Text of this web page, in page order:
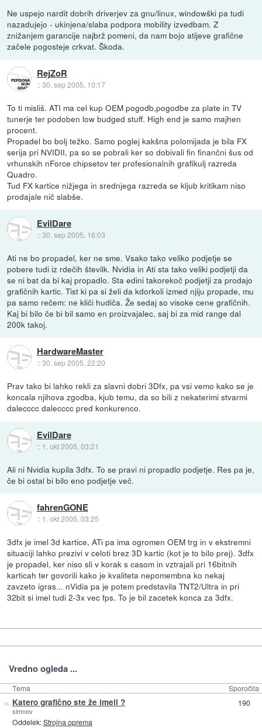
Ne uspejo nardit dobrih driverjev za gnu/linux, windowški pa tudi
nazadujejo - ukinjena/slaba podpora mobility izvedbam. Z
znižanjem garancije najbrž pomeni, da nam bojo atijeve grafične
začele pogosteje crkvat. Škoda.
RejZoR
::30. sep 2005, 10:17
To ti misliš. ATI ma cel kup OEM pogodb,pogodbe za plate in TV
tunerje ter podoben low budged stuff. High end je samo majhen
procent.
Propadel bo bolj težko. Samo poglej kakšna polomijada je bila FX
serija pri NVIDII, pa so se pobrali ker so dobivali fin finančni šus od
vrhunskih nForce chipsetov ter profesionalnih grafikulj razreda
Quadro.
Tud FX kartice nižjega in srednjega razreda se kljub kritikam niso
prodajale nič slabše.
EvilDare
::30. sep 2005, 16:03
Ati ne bo propadel, ker ne sme. Vsako tako veliko podjetje se
pobere tudi iz rdečih številk. Nvidia in Ati sta tako veliki podjetji da
se ni bat da bi kaj propadlo. Sta edini takorekoč podjetji za prodajo
grafičnih kartic. Tist ki pa si želi da kdorkoli izmed njiju propade, mu
pa samo rečem: ne kliči hudiča. Že sedaj so visoke cene grafičnih.
Kaj bi bilo če bi bil samo en proizvajalec, saj bi za mid range dal
200k takoj.
HardwareMaster
::30. sep 2005, 22:20
Prav tako bi lahko rekli za slavni dobri 3Dfx, pa vsi vemo kako se je
koncala njihova zgodba, kjub temu, da so bili z nekaterimi stvarmi
dalecccc dalecccc pred konkurenco.
EvilDare
:: 1. okt 2005, 03:21
Ali ni Nvidia kupila 3dfx. To se pravi ni propadlo podjetje. Res pa je,
če bi ostal bi bilo eno podjetje več.
fahrenGONE
:: 1. okt 2005, 03:25
3dfx je imel 3d kartice, ATi pa ima ogromen OEM trg in v ekstremni
situaciji lahko prezivi v celoti brez 3D kartic (kot je to bilo prej). 3dfx
je propadel, ker niso sli v korak s casom in vztrajali pri 16bitnih
karticah ter govorili kako je kvaliteta nepomembna ko nekaj
zavzeto igras... nVidia pa je potem predstavila TNT2/Ultra in pri
32bit si imel tudi 2-3x vec fps. To je bil zacetek konca za 3dfx.
Vredno ogleda ...
Tema Sporočila
» Katero grafično ste že imeli ?
simnov
Oddelek:Strojna oprema
190